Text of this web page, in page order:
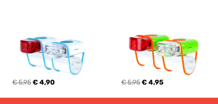
€ 5,95€ 4,90 € 5,95€ 4,95